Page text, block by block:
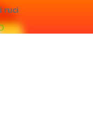
ruci